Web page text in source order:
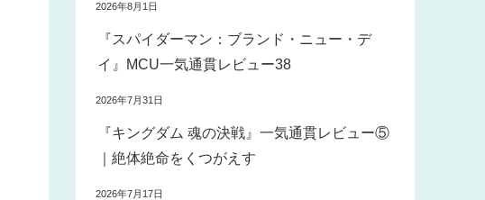
2026年8月1日
『スパイダーマン：ブランド・ニュー・デ
イ』MCU一気通貫レビュー38
2026年7月31日
『キングダム 魂の決戦』一気通貫レビュー⑤
｜絶体絶命をくつがえす
2026年7月17日